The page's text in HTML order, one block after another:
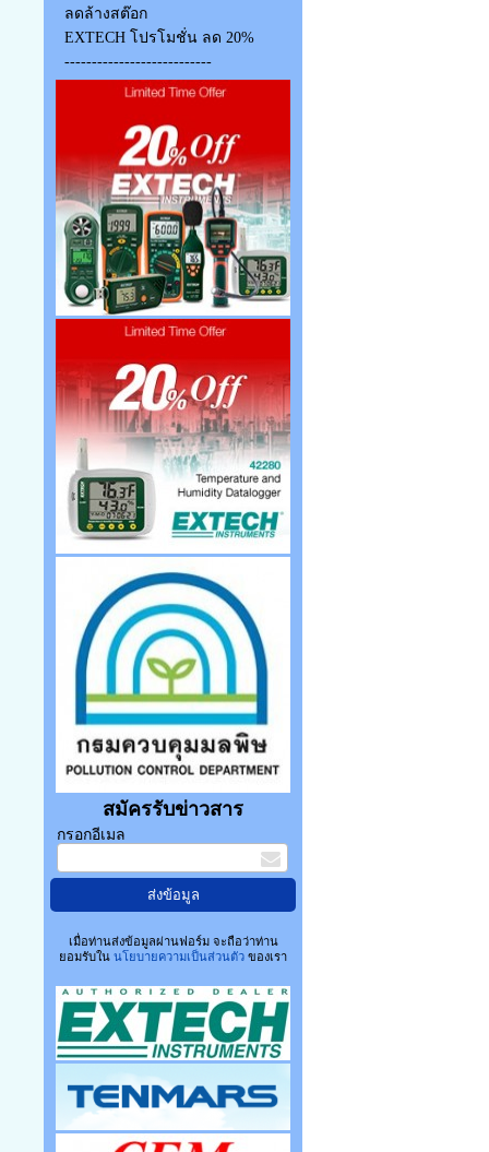
ลดล้างสต๊อก
EXTECH โปรโมชั่น ลด 20%
---------------------------
สมัครรับข่าวสาร
กรอกอีเมล
เมื่อท่านส่งข้อมูลผ่านฟอร์ม จะถือว่าท่าน
ยอมรับใน นโยบายความเป็นส่วนตัวของเรา